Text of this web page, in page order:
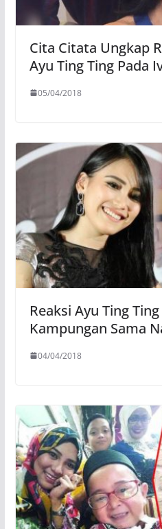
Cita Citata Ungkap
Ayu Ting Ting Pada
05/04/2018
Reaksi Ayu Ting
Kampungan Sama
04/04/2018